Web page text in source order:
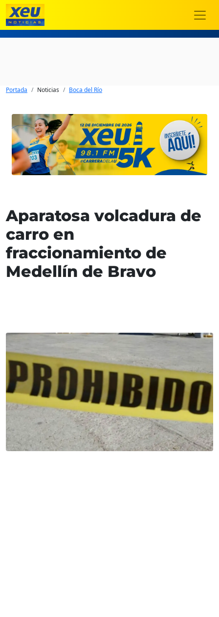
Portada Noticias Boca del Río
Aparatosa volcadura de
carro en
fraccionamiento de
Medellín de Bravo